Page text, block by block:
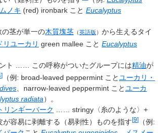
ノキ (red) ironbark こと Eucalyptus
茎が単一の木質塊茎 （英語版 ） から生えるタイ
リユーカリ green mallee こと Eucalyptus
ト …… この呼称がついたグループには精油が
] （例: broad-leaved peppermint ことユーカリ・
、narrow-leaved peppermint ことユーカ
radiata）。
リンギーバーク
…… stringy〈糸のような〉+
が容易に剥離する（易剥性）ものを指す[9]
（例: